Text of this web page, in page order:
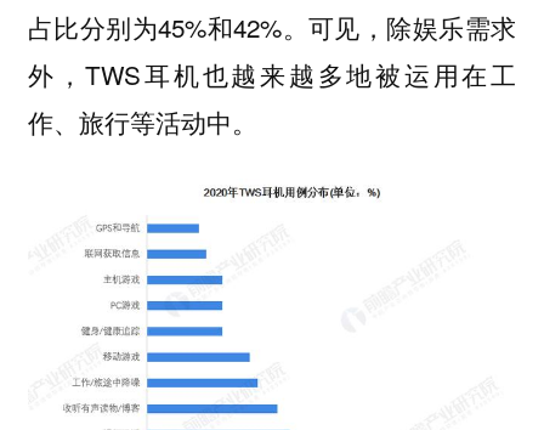
占比分别为45%和42%。可见，除娱乐需求
外，TWS耳机也越来越多地被运用在工
作、旅行等活动中。